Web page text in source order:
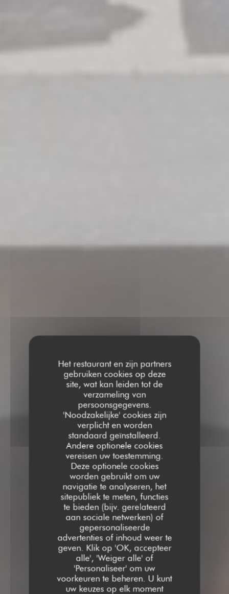
Het restaurant en zijn partners
gebruiken cookies op deze
site, wat kan leiden tot de
verzameling van
persoonsgegevens.
'Noodzakelijke' cookies zijn
verplicht en worden
standaard geïnstalleerd.
Andere optionele cookies
vereisen uw toestemming.
Deze optionele cookies
worden gebruikt om uw
navigatie te analyseren, het
sitepubliek te meten, functies
te bieden (bijv. gerelateerd
aan sociale netwerken) of
gepersonaliseerde
advertenties of inhoud weer te
geven. Klik op 'OK, accepteer
alle', 'Weiger alle' of
'Personaliseer' om uw
voorkeuren te beheren. U kunt
uw keuzes op elk moment